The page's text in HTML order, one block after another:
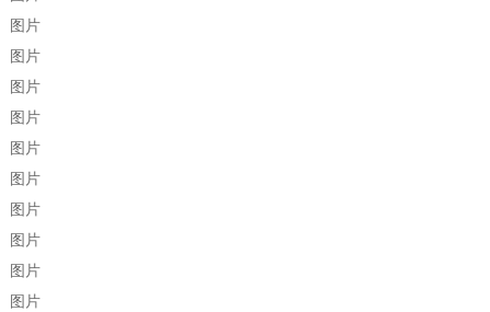
图片
图片
图片
图片
图片
图片
图片
图片
图片
图片